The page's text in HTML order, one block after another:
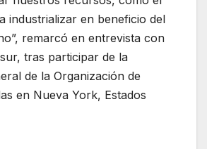
industrializar en beneficio del
remarcó en entrevista con
tras participar de la
de la Organización de
en Nueva York, Estados